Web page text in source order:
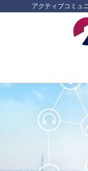
アクティブコミュ